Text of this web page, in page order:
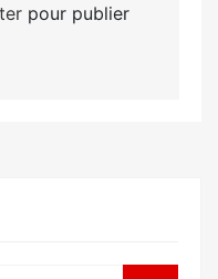
pour publier